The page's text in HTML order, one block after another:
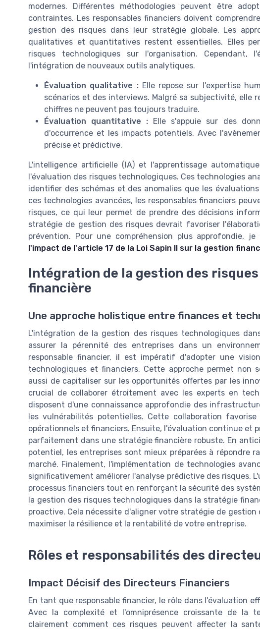
modernes. Différentes méthodologies peuvent être
contraintes. Les responsables financiers doivent
gestion des risques dans leur stratégie globale. Les
qualitatives et quantitatives restent essentielles. Elles
risques technologiques sur l'organisation. Cependant,
l'intégration de nouveaux outils analytiques.
Évaluation qualitative :Elle repose sur l'expertise
scénarios et des interviews. Malgré sa subjectivité, elle
chiffres ne peuvent pas toujours traduire.
Évaluation quantitative : Elle s'appuie sur des
d'occurrence et les impacts potentiels. Avec
précise et prédictive.
L'intelligence artificielle (IA) et l'apprentissage
l'évaluation des risques technologiques. Ces technologies
identifier des schémas et des anomalies que les
ces technologies avancées, les responsables financiers
risques, ce qui leur permet de prendre des décisions
stratégie de gestion des risques devrait favoriser
prévention. Pour une compréhension plus approfondie,
l'impact de l'article 17 de la Loi Sapin II sur la gestion
Intégration de la gestion des
financière
Une approche holistique entre finances et
L'intégration de la gestion des risques technologiques
assurer la pérennité des entreprises dans un
responsable financier, il est impératif d'adopter une
technologiques et financiers. Cette approche permet non
aussi de capitaliser sur les opportunités offertes par les
crucial de collaborer étroitement avec les experts en
disposent d'une connaissance approfondie des
les vulnérabilités potentielles. Cette collaboration
opérationnels et financiers. Ensuite, l'évaluation continue et
parfaitement dans une stratégie financière robuste. En
potentiel, les entreprises sont mieux préparées à répondre
marché. Finalement, l'implémentation de technologies
significativement améliorer l'analyse prédictive des risques.
processus financiers tout en renforçant la sécurité des
la gestion des risques technologiques dans la stratégie
proactive. Cela nécessite d'aligner votre stratégie de
maximiser la résilience et la rentabilité de votre entreprise.
Rôles et responsabilités des
Impact Décisif des Directeurs Financiers
En tant que responsable financier, le rôle dans l'évaluation
Avec la complexité et l'omniprésence croissante de la
clairement comment ces risques peuvent affecter la